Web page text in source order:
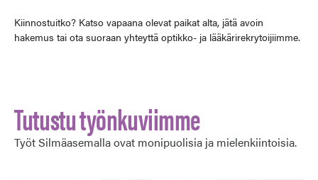
Kiinnostuitko? Katso vapaana olevat paikat alta, jätä avoin
hakemus tai ota suoraan yhteyttä optikko- ja lääkärirekrytoijiimme.
Tutustu työnkuviimme
Työt Silmäasemalla ovat monipuolisia ja mielenkiintoisia.